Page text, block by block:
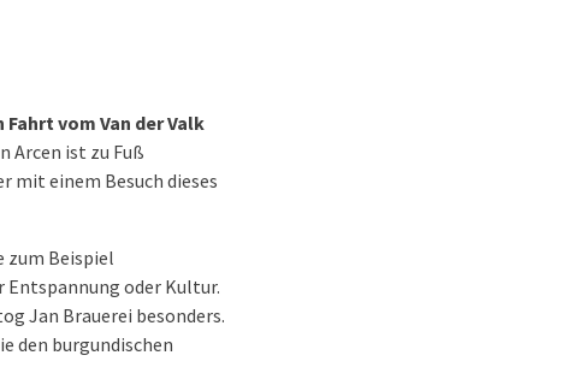
vom Van der Valk
Arcen ist zu Fuß
mit einem Besuch dieses
zum Beispiel
Entspannung oder Kultur.
Jan Brauerei besonders.
den burgundischen